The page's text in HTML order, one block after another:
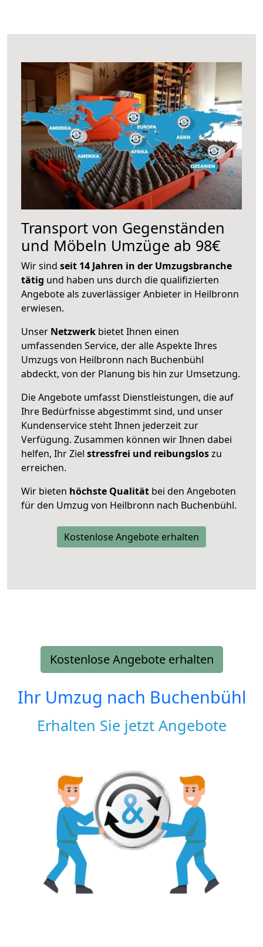
Transport von Gegenständen
und Möbeln Umzüge ab 98€
Wir sind seit 14 Jahren in der Umzugsbranche
tätig und haben uns durch die qualifizierten
Angebote als zuverlässiger Anbieter in Heilbronn
erwiesen.
Unser Netzwerk bietet Ihnen einen
umfassenden Service, der alle Aspekte Ihres
Umzugs von Heilbronn nach Buchenbühl
abdeckt, von der Planung bis hin zur Umsetzung.
Die Angebote umfasst Dienstleistungen, die auf
Ihre Bedürfnisse abgestimmt sind, und unser
Kundenservice steht Ihnen jederzeit zur
Verfügung. Zusammen können wir Ihnen dabei
helfen, Ihr Ziel stressfrei und reibungsloszu
erreichen.
Wir bieten höchste Qualität bei den Angeboten
für den Umzug von Heilbronn nach Buchenbühl.
Kostenlose Angebote erhalten
Kostenlose Angebote erhalten
Ihr Umzug nach Buchenbühl
Erhalten Sie jetzt Angebote